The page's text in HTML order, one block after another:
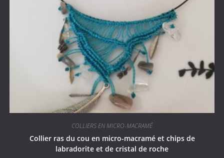
COLLIERS EN MICRO-MACRAMÉ
Collier ras du cou en micro-macramé et chips de
labradorite et de cristal de roche